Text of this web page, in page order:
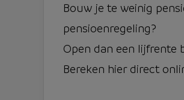
Bouw je te weinig
pensioenregeling?
Open dan een lijfrente
Bereken hier direct